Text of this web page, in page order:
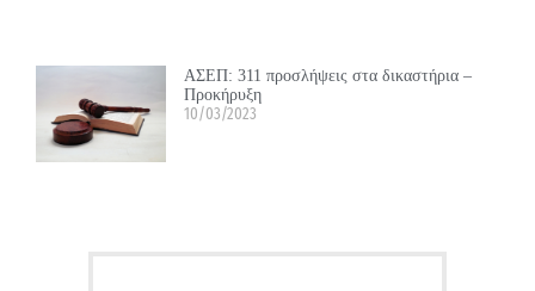
ΑΣΕΠ: 311 προσλήψεις στα δικαστήρια –
Προκήρυξη
10/03/2023